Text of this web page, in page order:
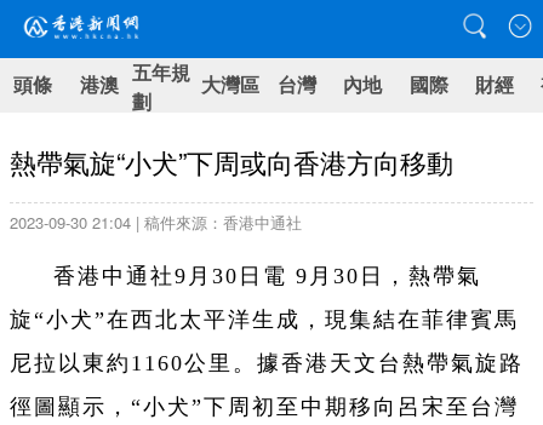
頭條 港澳 五年規
劃
大灣區 台灣 內地 國際 財經
熱帶氣旋“小犬”下周或向香港方向移動
2023-09-30 21:04 | 稿件來源：香港中通社
香港中通社9月30日電 9月30日，熱帶氣
旋“小犬”在西北太平洋生成，現集結在菲律賓馬
尼拉以東約1160公里。據香港天文台熱帶氣旋路
徑圖顯示，“小犬”下周初至中期移向呂宋至台灣